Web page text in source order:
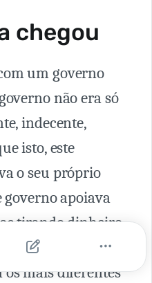
chegou
um governo
não era só
indecente,
isto, este
o seu próprio
governo apoiava
tirando dinheiro
e
os mais diferentes